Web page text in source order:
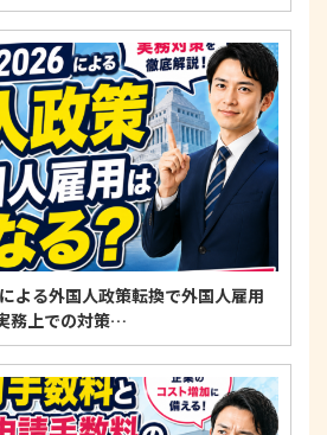
よる外国人政策転換で外国人雇用
務上での対策…